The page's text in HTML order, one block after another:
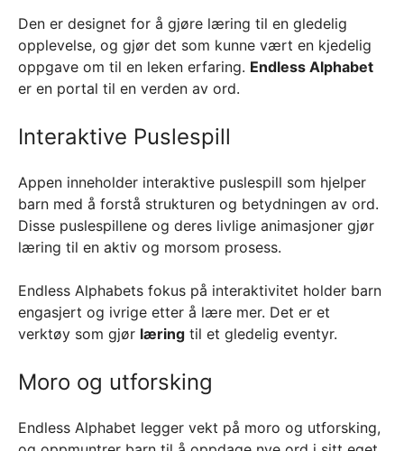
Den er designet for å gjøre læring til en gledelig
opplevelse, og gjør det som kunne vært en kjedelig
oppgave om til en leken erfaring. Endless Alphabet
er en portal til en verden av ord.
Interaktive Puslespill
Appen inneholder interaktive puslespill som hjelper
barn med å forstå strukturen og betydningen av ord.
Disse puslespillene og deres livlige animasjoner gjør
læring til en aktiv og morsom prosess.
Endless Alphabets fokus på interaktivitet holder barn
engasjert og ivrige etter å lære mer. Det er et
verktøy som gjør læring til et gledelig eventyr.
Moro og utforsking
Endless Alphabet legger vekt på moro og utforsking,